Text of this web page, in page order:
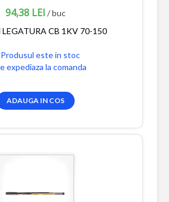
94,38 LEI / buc
CB 1KV 70-150
Produsul este in stoc
expediaza la comanda
ADAUGA IN COS